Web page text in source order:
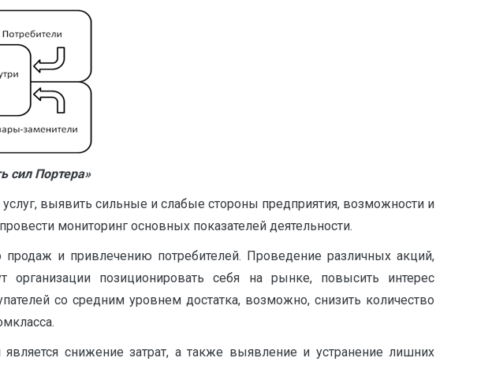
сил Портера»
выявить сильные и слабые стороны предприятия, возможности и
мониторинг основных показателей деятельности.
и привлечению потребителей. Проведение различных акций,
организации позиционировать себя на рынке, повысить интерес
со средним уровнем достатка, возможно, снизить количество
снижение затрат, а также выявление и устранение лишних